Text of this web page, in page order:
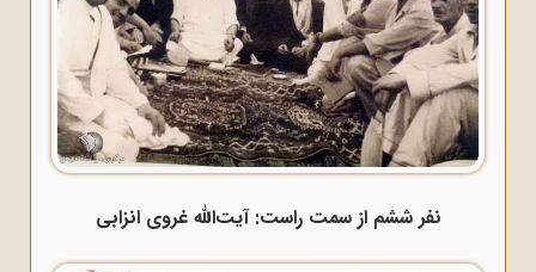
نفر ششم از سمت راست: آیت‌الله غروی انزابی